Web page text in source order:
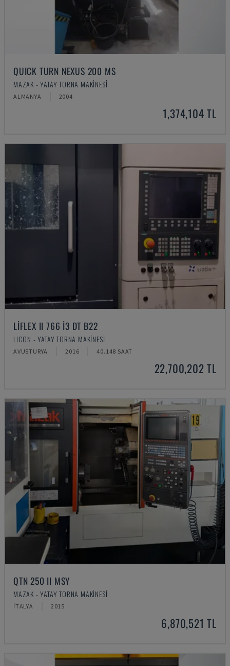
QUICK TURN NEXUS 200 MS
MAZAK - YATAY TORNA MAKINESI
ALMANYA 2004
1,374,104 TL
LIFLEX II 766 I3 DT B22
LICON - YATAY TORNA MAKINESI
AVUSTURYA 2016 40.148 SAAT
22,700,202 TL
QTN 250 II MSY
MAZAK - YATAY TORNA MAKINESI
İTALYA 2015
6,870,521 TL